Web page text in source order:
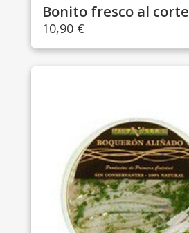
Bonito fresco al corte
10,90 €